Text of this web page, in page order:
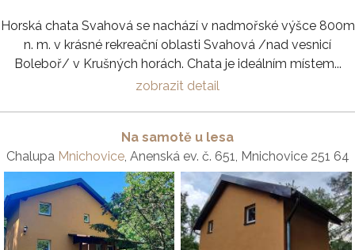
Horská chata Svahová se nachází v nadmořské výšce 800m
n. m. v krásné rekreační oblasti Svahová /nad vesnicí
Boleboř/ v Krušných horách. Chata je ideálním místem...
zobrazit detail
Na samotě u lesa
Chalupa Mnichovice, Anenská ev. č. 651, Mnichovice 251 64